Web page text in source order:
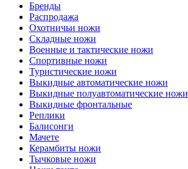
Бренды
Распродажа
Охотничьи ножи
Складные ножи
Военные и тактические ножи
Спортивные ножи
Туристические ножи
Выкидные автоматические ножи
Выкидные полуавтоматические ножи
Выкидные фронтальные
Реплики
Балисонги
Мачете
Керамбиты ножи
Тычковые ножи